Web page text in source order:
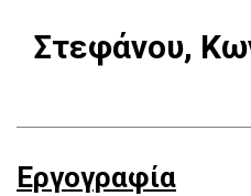
Στεφάνου,
Εργογραφία